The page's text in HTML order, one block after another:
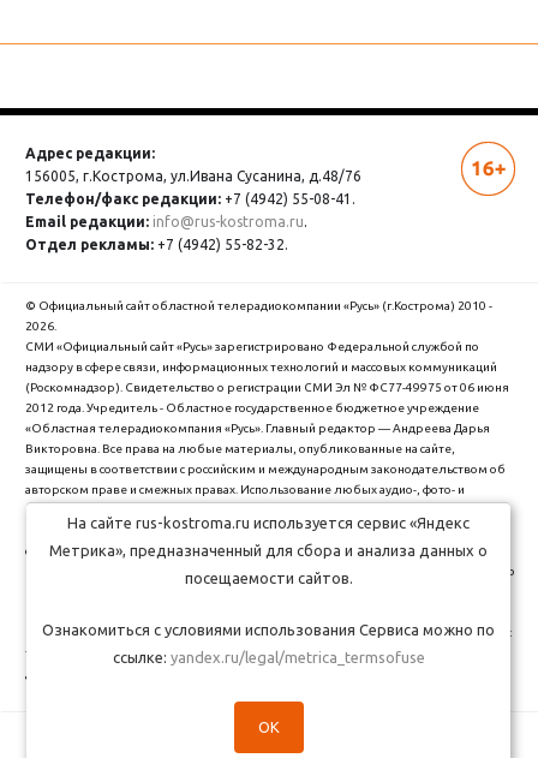
Адрес редакции:
156005, г.Кострома, ул.Ивана Сусанина, д.48/76
Телефон/факс редакции: +7 (4942) 55-08-41.
Email редакции: info@rus-kostroma.ru.
Отдел рекламы: +7 (4942) 55-82-32.
© Официальный сайт областной телерадиокомпании «Русь» (г.Кострома) 2010 -
2026.
СМИ «Официальный сайт «Русь» зарегистрировано Федеральной службой по
надзору в сфере связи, информационных технологий и массовых коммуникаций
(Роскомнадзор). Cвидетельство о регистрации СМИ Эл № ФС77-49975 от 06 июня
2012 года. Учредитель - Областное государственное бюджетное учреждение
«Областная телерадиокомпания «Русь». Главный редактор — Андреева Дарья
Викторовна. Все права на любые материалы, опубликованные на сайте,
защищены в соответствии с российским и международным законодательством об
авторском праве и смежных правах. Использование любых аудио-, фото- и
правообладателя и со ссылкой на сайт "rus-kostroma.ru" (для интернет-проектов -
с гиперссылкой).
ОГБУ Областная телерадиокомпания "Русь" использует cookie (файлы с данными о
браузера. Обработка Ваших персональных данных производится в соответствии с
требованиями Федерального закона от 27.07.2006 № 152-Ф3 "О персональных
данных".
Сделано в студииМедиасеть
На сайте rus-kostroma.ru используется сервис «Яндекс
Метрика», предназначенный для сбора и анализа данных о
посещаемости сайтов.
Ознакомиться с условиями использования Сервиса можно по
ссылке: yandex.ru/legal/metrica_termsofuse
OK